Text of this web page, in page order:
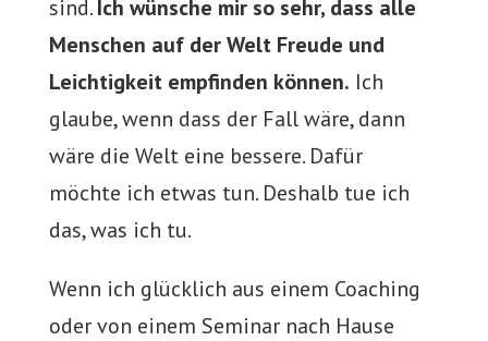
sind. Ich wünsche mir so sehr, dass alle
Menschen auf der Welt Freude und
Leichtigkeit empfinden können. Ich
glaube, wenn dass der Fall wäre, dann
wäre die Welt eine bessere. Dafür
möchte ich etwas tun. Deshalb tue ich
das, was ich tu.
Wenn ich glücklich aus einem Coaching
oder von einem Seminar nach Hause